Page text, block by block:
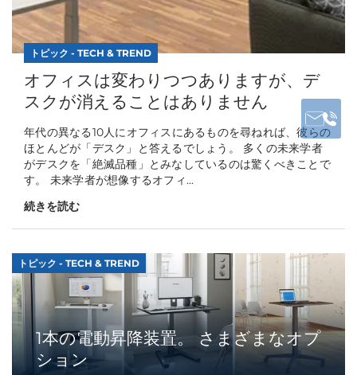
トピック - TECH & TREND
オフィスは変わりつつありますが、デ
スクが消えることはありません
年代の異なる10人にオフィスにあるものを尋ねれば、彼らの
ほとんどが「デスク」と答えるでしょう。 多くの未来学者
がデスクを「絶滅品種」とみなしているのは驚くべきことで
す。 未来学者が想像するオフィ...
続きを読む
トピック - TECH & TREND
1本の電動昇降装置。 さまざまなオプ
ション